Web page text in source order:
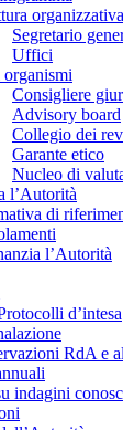
organizzativa
Segretario
Uffici
Consigliere
Advisory board
Collegio dei
Garante etico
Nucleo di
l’Autorità
di
l’Autorità
d’intesa
RdA e
indagini